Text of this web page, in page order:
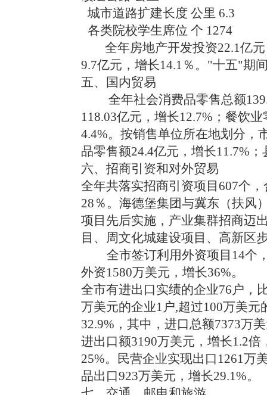
城市道路扩建长度 公里 6.3
各类院校学生席位 个 1274
全年房地产开发投资22.1亿
9.7亿元，增长14.1％。"十五"期
五、国内贸易
全年社会消费品零售总额
118.03亿元，增长12.7%；餐饮
4.4%。按销售单位所在地划分，
品零售额24.4亿元，增长11.7%
六、招商引资和对外贸易
全年共落实招商引资项目607个
28％。海德堡集团与冀东（扶风
项目先后实施，产业集群招商迈
目、周文化城建设项目、高新区
全市签订利用外资项目14个
外资1580万美元，增长36%。
全市有进出口实绩的企业76户，
万美元的企业1户,超过100万美元
32.9%，其中，进口总额7373万
进出口额3190万美元，增长1.2
25%。
民营企业实现出口1261万
品出口923万美元，增长29.1%。